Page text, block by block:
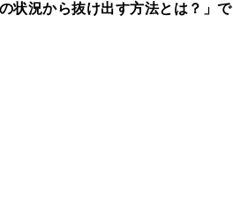
状況から抜け出す方法とは？」で